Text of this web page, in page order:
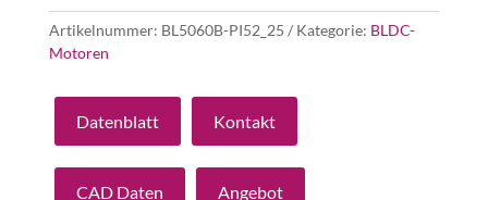
Artikelnummer: BL5060B-PI52_25 Kategorie: BLDC-
Motoren
Datenblatt Kontakt
CAD Daten Angebot